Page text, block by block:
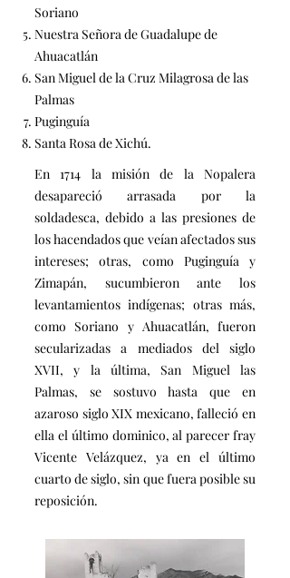
Soriano
Nuestra Señora de Guadalupe de
Ahuacatlán
San Miguel de la Cruz Milagrosa de las
Palmas
Puginguía
Santa Rosa de Xichú.
En 1714 la misión de la Nopalera
desapareció arrasada por la
soldadesca, debido a las presiones de
los hacendados que veían afectados sus
intereses; otras, como Puginguía y
Zimapán, sucumbieron ante los
levantamientos indígenas; otras más,
como Soriano y Ahuacatlán, fueron
secularizadas a mediados del siglo
XVII, y la última, San Miguel las
Palmas, se sostuvo hasta que en
azaroso siglo XIX mexicano, falleció en
ella el último dominico, al parecer fray
Vicente Velázquez, ya en el último
cuarto de siglo, sin que fuera posible su
reposición.